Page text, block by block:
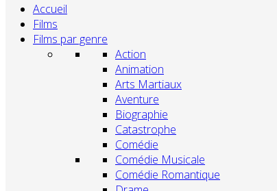
Accueil
Films
Films par genre
Action
Animation
Arts Martiaux
Aventure
Biographie
Catastrophe
Comédie
Comédie Musicale
Comédie Romantique